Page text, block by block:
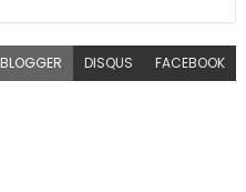
BLOGGER DISQUS FACEBOOK